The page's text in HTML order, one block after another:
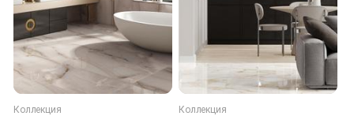
Коллекция
Коллекция